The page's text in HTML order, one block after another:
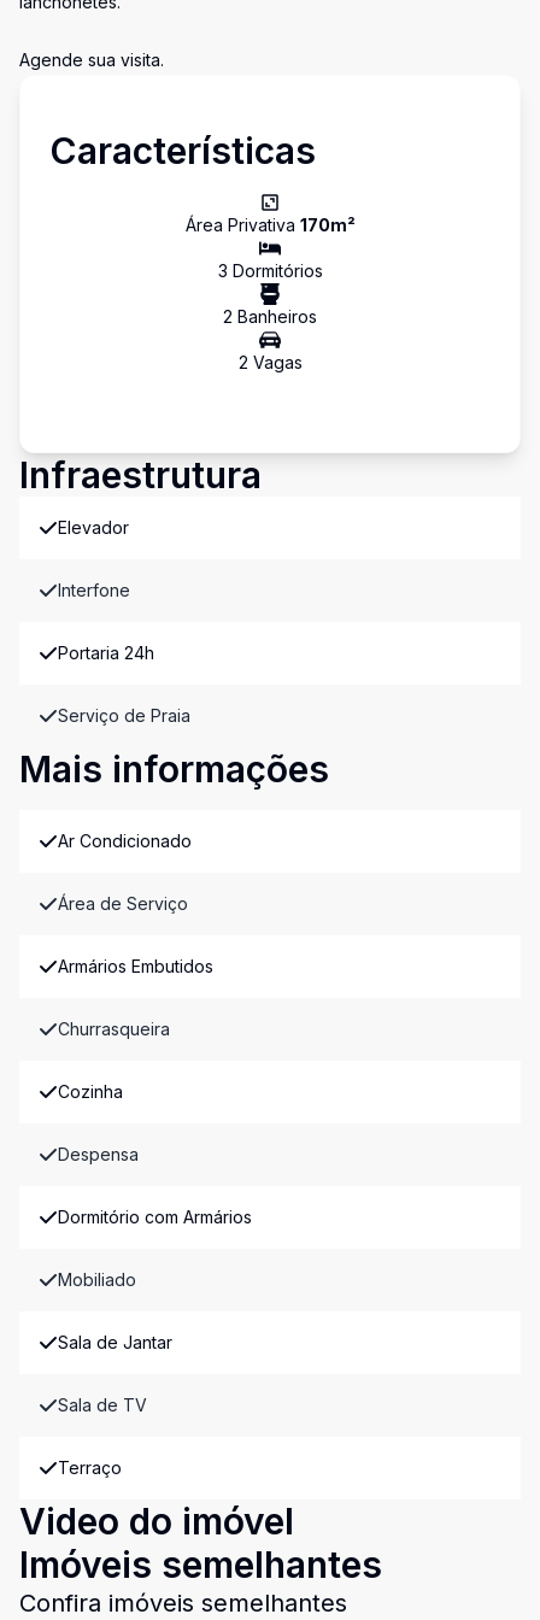
Agende sua visita.
Características
Área Privativa 170m²
3 Dormitórios
2 Banheiros
2 Vagas
Infraestrutura
Elevador
Interfone
Portaria 24h
Serviço de Praia
Mais informações
Ar Condicionado
Área de Serviço
Armários Embutidos
Churrasqueira
Cozinha
Despensa
Dormitório com Armários
Mobiliado
Sala de Jantar
Sala de TV
Terraço
Video do imóvel
Imóveis semelhantes
Confira imóveis semelhantes